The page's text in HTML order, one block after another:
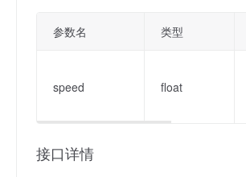
参数名 类型
speed float
接口详情